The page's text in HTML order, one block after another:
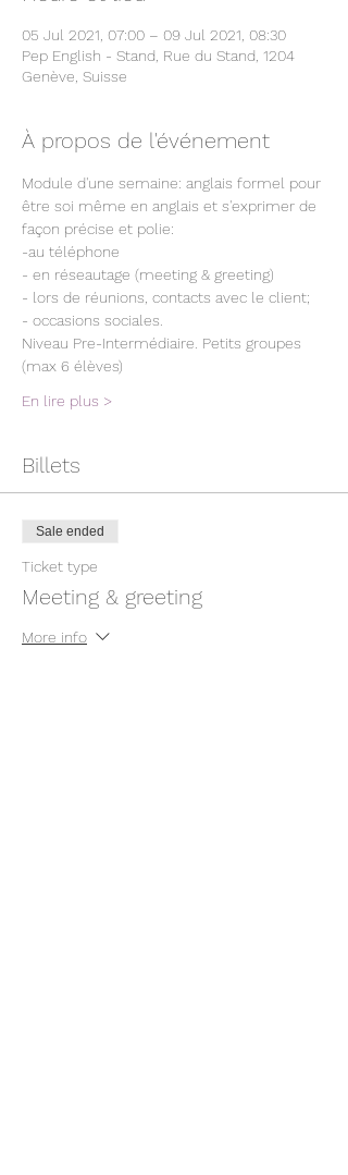
05 Jul 2021, 07:00 – 09 Jul 2021, 08:30
Pep English - Stand, Rue du Stand, 1204
Genève, Suisse
À propos de l'événement
Module d'une semaine: anglais formel pour
être soi même en anglais et s'exprimer de
façon précise et polie:
-au téléphone
- en réseautage (meeting & greeting)
- lors de réunions, contacts avec le client;
- occasions sociales.
Niveau Pre-Intermédiaire. Petits groupes
(max 6 élèves)
En lire plus >
Billets
Sale ended
Ticket type
Meeting & greeting
More info